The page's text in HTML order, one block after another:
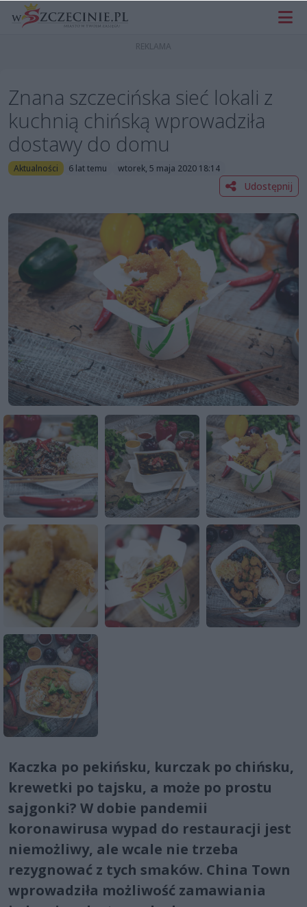
Znana szczecińska sieć lokali z
kuchnią chińską wprowadziła
dostawy do domu
Aktualności 6 lat temu wtorek, 5 maja 2020 18:14
Udostępnij
Kaczka po pekińsku, kurczak po chińsku,
krewetki po tajsku, a może po prostu
sajgonki? W dobie pandemii
koronawirusa wypad do restauracji jest
niemożliwy, ale wcale nie trzeba
rezygnować z tych smaków. China Town
wprowadziła możliwość zamawiania